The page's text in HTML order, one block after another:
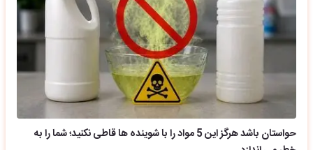
حواستان باشد هرگز این 5 مواد را با شوینده ها قاطی نکنید؛ شما را به